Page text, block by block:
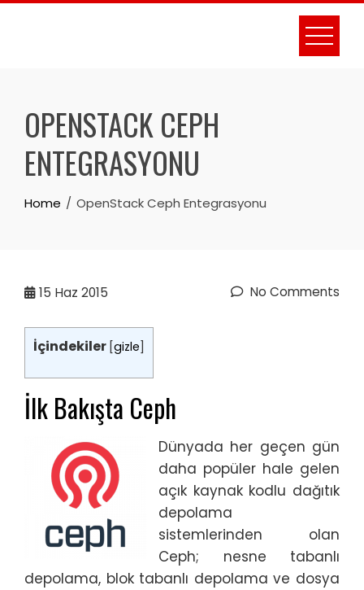
Skip
OPENSTACK CEPH
ENTEGRASYONU
Home OpenStack Ceph Entegrasyonu
15 Haz 2015 No Comments
İçindekiler [gizle
İlk Bakışta Ceph
Dünyada her geçen gün
daha popüler hale gelen
açık kaynak kodlu dağıtık
depolama
sistemlerinden olan
Ceph; nesne tabanlı
depolama, blok tabanlı depolama ve dosya